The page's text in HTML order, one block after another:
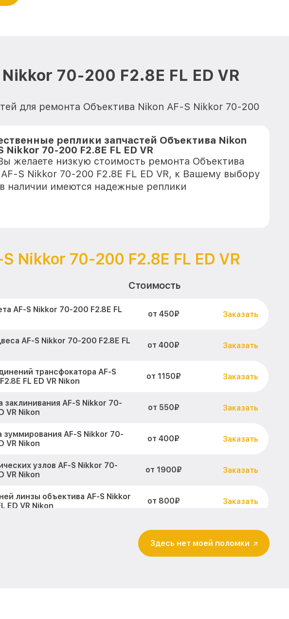
70-200 F2.8E FL ED VR
для ремонта Объектива Nikon AF-S Nikkor 70-200
реплики запчастей Объектива Nikon
Nikkor 70-200 F2.8E FL ED VR
желаете низкую стоимость ремонта Объектива
S Nikkor 70-200 F2.8E FL ED VR, к Вашему выбору
наличии имеются надежные реплики
Nikkor 70-200 F2.8E FL ED VR
Стоимость
AF-S Nikkor 70-200 F2.8E FL
от 450₽ Заказать
AF-S Nikkor 70-200 F2.8E FL
от 400₽ Заказать
трансфокатора AF-S
FL ED VR Nikon
от 1150₽ Заказать
заклинивания AF-S Nikkor 70-
VR Nikon
от 550₽ Заказать
зуммирования AF-S Nikkor 70-
VR Nikon
от 400₽ Заказать
узлов AF-S Nikkor 70-
VR Nikon
от 1900₽ Заказать
линзы объектива AF-S Nikkor
ED VR Nikon
от 800₽ Заказать
от 600₽ Заказать
Здесь нет моей поломки